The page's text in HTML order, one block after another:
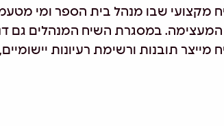
מקצועי שבו מנהל בית הספר ומי
במסגרת השיח המנהלים גם
תובנות ורשימת רעיונות